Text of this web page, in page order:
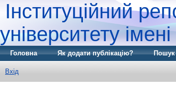
Інституційний
університету
Головна Як додати публікацію? Пошук
Вхід